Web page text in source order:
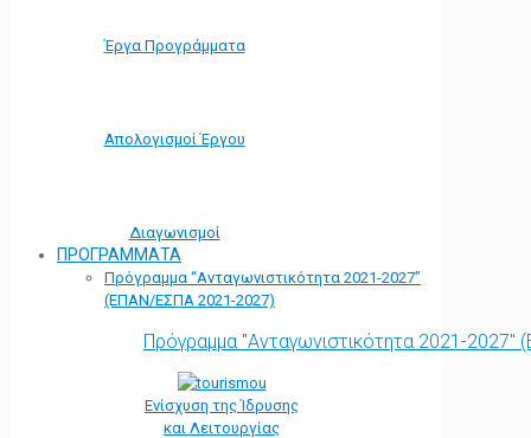
Έργα Προγράμματα
Απολογισμοί Έργου
Διαγωνισμοί
ΠΡΟΓΡΑΜΜΑΤΑ
Πρόγραμμα “Ανταγωνιστικότητα 2021-2027”
(ΕΠΑΝ/ΕΣΠΑ 2021-2027)
Πρόγραμμα "Ανταγωνιστικότητα 2021-
Ενίσχυση της Ίδρυσης
και Λειτουργίας